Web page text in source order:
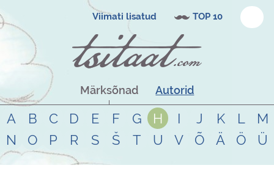
Viimati lisatud TOP 10
Märksõnad Autorid
A B C D E F G H I J K L
M
N
O P R S Š T U V Õ Ä Ö Ü